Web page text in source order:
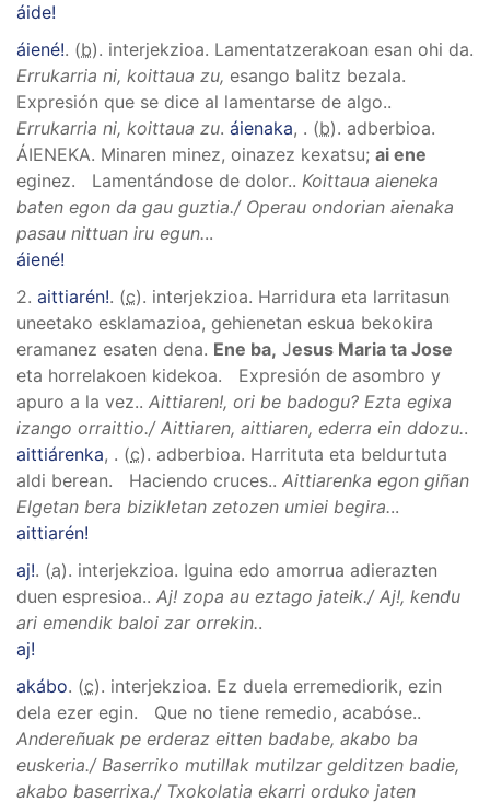
áide!
áiené!. (b). interjekzioa. Lamentatzerakoan esan ohi da.
Errukarria ni, koittaua zu, esango balitz bezala.
Expresión que se dice al lamentarse de algo..
Errukarria ni, koittaua zu. áienaka, . (b). adberbioa.
ÁIENEKA. Minaren minez, oinazez kexatsu; ai ene
eginez.
Lamentándose de dolor.. Koittaua aieneka
baten egon da gau guztia./ Operau ondorian aienaka
pasau nittuan iru egun...
áiené!
2. aittiarén!. (c). interjekzioa. Harridura eta larritasun
uneetako esklamazioa, gehienetan eskua bekokira
eramanez esaten dena. Ene ba, Jesus Maria ta Jose
eta horrelakoen kidekoa. Expresión de asombro y
apuro a la vez.. Aittiaren!, ori be badogu? Ezta egixa
izango orraittio./ Aittiaren, aittiaren, ederra ein ddozu..
aittiárenka, . (c). adberbioa. Harrituta eta beldurtuta
aldi berean.
Haciendo cruces.. Aittiarenka egon giñan
Elgetan bera bizikletan zetozen umiei begira...
aittiarén!
aj!. (a). interjekzioa. Iguina edo amorrua adierazten
duen espresioa.. Aj! zopa au eztago jateik./ Aj!, kendu
ari emendik baloi zar orrekin..
aj!
akábo. (c). interjekzioa. Ez duela erremediorik, ezin
dela ezer egin. Que no tiene remedio, acabóse..
Andereñuak pe erderaz eitten badabe, akabo ba
euskeria./ Baserriko mutillak mutilzar gelditzen badie,
akabo baserrixa./ Txokolatia ekarri orduko jaten